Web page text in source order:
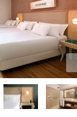
calendar
and
select
a
date.
Press
the
question
mark
key
to
get